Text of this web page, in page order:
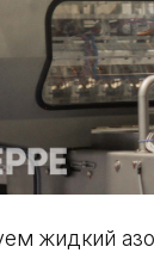
жидкий